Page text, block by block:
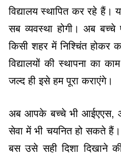
विद्यालय स्थापित कर रहे
सब व्यवस्था होगी। अब
किसी शहर में निश्चिंत होकर
विद्यालयों की स्थापना का
जल्द ही इसे हम पूरा कराएंगे।
अब आपके बच्चे भी आईएएस,
सेवा में भी चयनित हो सकते हैं।
बस उसे सही दिशा दिखाने